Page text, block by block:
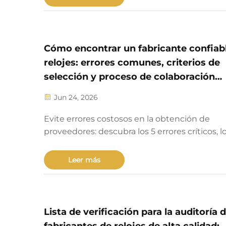
de verificación de evaluación.
Cómo encontrar un fabricante
relojes: errores comunes, criterios de
selección y proceso de colaboración
Jun 24, 2026
Evite errores costosos en la obtención de
proveedores: descubra los 5 errores críticos,
integral para una fabricación confiable de
Comience a evaluar hoy mismo.
Leer más
Lista de verificación para la auditoría